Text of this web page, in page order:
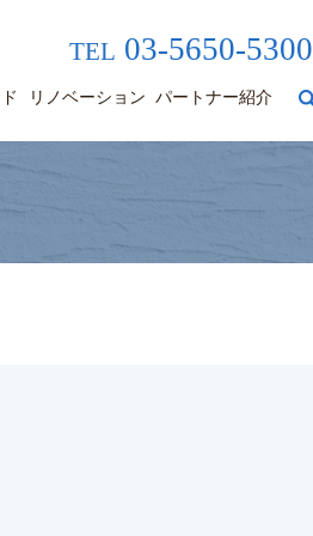
TEL 03-5650-5300
リノベーション パートナー紹介